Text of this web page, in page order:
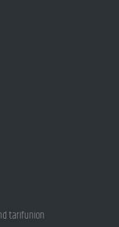
tarifunion